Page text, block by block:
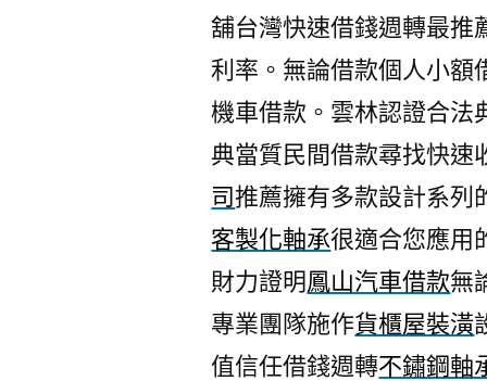
舖台灣快速借錢週轉最推
利率。無論借款個人小額
機車借款。雲林認證合法
典當質民間借款尋找快速
司推薦擁有多款設計系列
客製化軸承很適合您應用
財力證明鳳山汽車借款無
專業團隊施作貨櫃屋裝潢
值信任借錢週轉不鏽鋼軸